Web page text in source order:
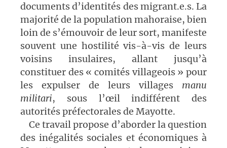
documents d’identités des migrant.e.s. La
majorité de la population mahoraise, bien
loin de s’émouvoir de leur sort, manifeste
souvent une hostilité vis-à-vis de leurs
voisins insulaires, allant jusqu’à
constituer des « comités villageois » pour
les expulser de leurs villages manu
militari, sous l’œil indifférent des
autorités préfectorales de Mayotte.
Ce travail propose d’aborder la question
des inégalités sociales et économiques à